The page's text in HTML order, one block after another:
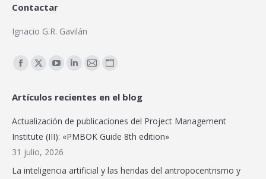
Contactar
Ignacio G.R. Gavilán
Encuéntranos en:
Facebook
opens
in
new
window
X
opens
new
window
YouTube
opens
in
new
window
Linkedin
opens
new
Mail
opens
in
new
Sitio
page
in
Artículos recientes en el blog
Actualización de publicaciones del Project Management
Institute (III): «PMBOK Guide 8th edition»
31 julio, 2026
La inteligencia artificial y las heridas del antropocentrismo y